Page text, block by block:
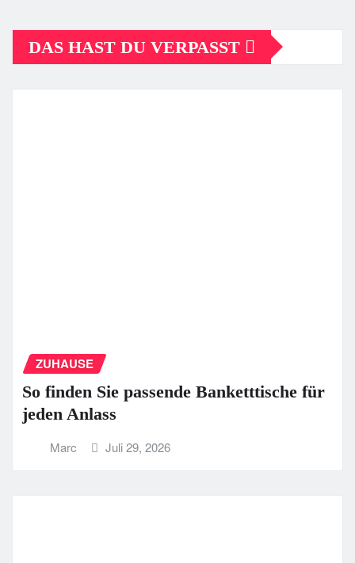
DAS HAST DU VERPASST
ZUHAUSE
So finden Sie passende Banketttische für
jeden Anlass
Marc Juli 29, 2026